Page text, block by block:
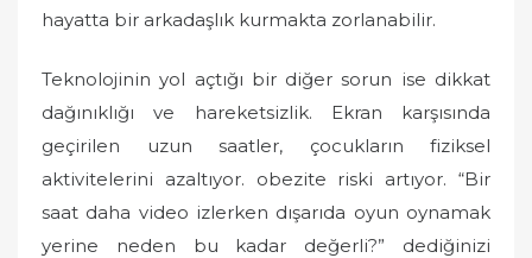
hayatta bir arkadaşlık kurmakta zorlanabilir.
Teknolojinin yol açtığı bir diğer sorun ise dikkat
dağınıklığı ve hareketsizlik. Ekran karşısında
geçirilen uzun saatler, çocukların fiziksel
aktivitelerini azaltıyor. obezite riski artıyor. “Bir
saat daha video izlerken dışarıda oyun oynamak
yerine neden bu kadar değerli?” dediğinizi